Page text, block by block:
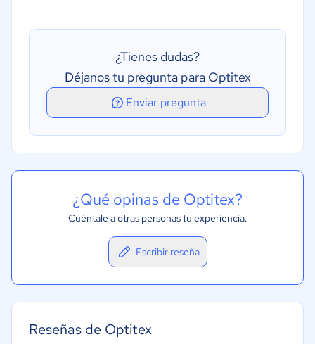
¿Tienes dudas?
Déjanos tu pregunta para Optitex
Enviar pregunta
¿Qué opinas de Optitex?
Cuéntale a otras personas tu experiencia.
Escribir reseña
Reseñas de Optitex